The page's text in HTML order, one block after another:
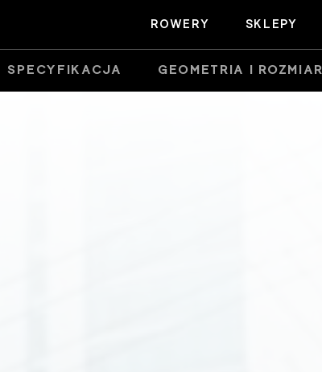
ROWERY SKLEPY
SPECYFIKACJA GEOMETRIA I ROZMIAR